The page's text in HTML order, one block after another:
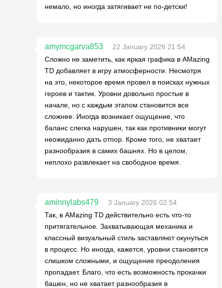
немало, но иногда затягивает не по-детски!
amymcgarva853
22 January 2026 21:54
Сложно не заметить, как яркая графика в AMazing
TD добавляет в игру атмосферности. Несмотря
на это, некоторое время провел в поисках нужных
героев и тактик. Уровни довольно простые в
начале, но с каждым этапом становится все
сложнее. Иногда возникает ощущение, что
баланс слегка нарушен, так как противники могут
неожиданно дать отпор. Кроме того, не хватает
разнообразия в самих башнях. Но в целом,
неплохо развлекает на свободное время.
aminnylabs479
3 January 2026 02:54
Так, в AMazing TD действительно есть что-то
притягательное. Захватывающая механика и
классный визуальный стиль заставляют окунуться
в процесс. Но иногда, кажется, уровни становятся
слишком сложными, и ощущение преодоления
пропадает. Благо, что есть возможность прокачки
башен, но не хватает разнообразия в